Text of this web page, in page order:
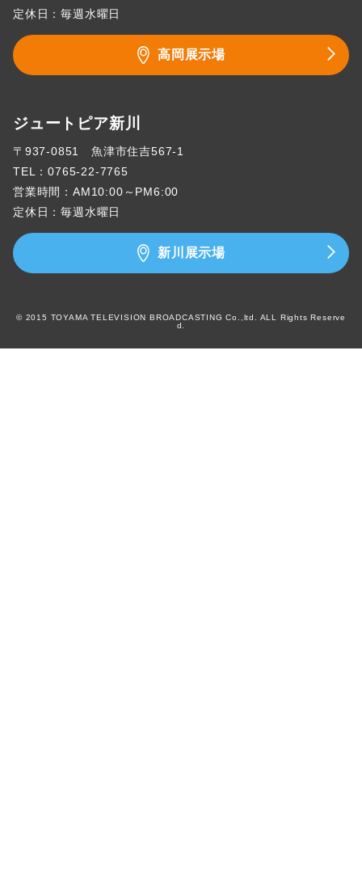
定休日：毎週水曜日
高岡展示場
ジュートピア新川
〒937-0851 魚津市住吉567-1
TEL：0765-22-7765
営業時間：AM10:00～PM6:00
定休日：毎週水曜日
新川展示場
© 2015 TOYAMA TELEVISION BROADCASTING Co.,ltd. ALL Rights Reserve
d.